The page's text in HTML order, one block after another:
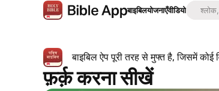
बाइबिलयोजनाएँवीडियो
बाइबिल ऐप पूरी तरह से मुफ्त है, जिसमें कोई
फ़र्क़ करना सीखें